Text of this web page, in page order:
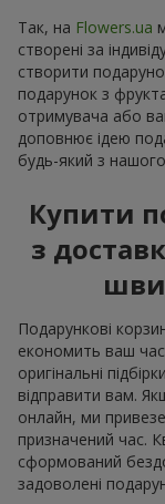
Так, на Flowers.ua
створені за
створити
подарунок з
отримувача або
доповнює ідею
будь-який з
Купити
з
Подарункові
економить ваш
оригінальні
відправити вам.
онлайн, ми
призначений час.
сформований
задоволені